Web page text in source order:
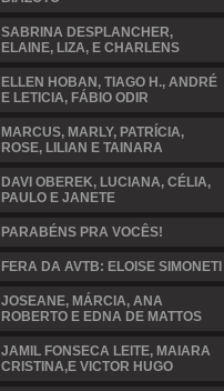
SABRINA DESPLANCHER,
ELAINE, LIZA, E CHARLENS
ELLEN HOBAN, TIAGO H., ANDRÉ
E LETICIA, FÁBIO ODIR
MARCUS, MARLY, PATRÍCIA,
ROSE, LILIAN E TAINARA
DAVI OBEREK, LUCIANA, CÉLIA,
PAULO E JANETE
PARABÉNS PRA VOCÊS!
FERA DA AVTB: ELOISE SIMONETI
JOSEANE, MÁRCIA, ANA
ROBERTO E EDNA DE MATTOS
JAMIL FONSECA LEITE, MAIARA
CRISTINA,E VICTOR HUGO